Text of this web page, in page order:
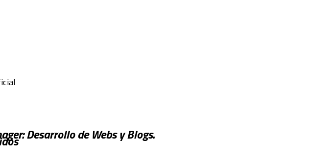
Desarrollo de Webs y Blogs.